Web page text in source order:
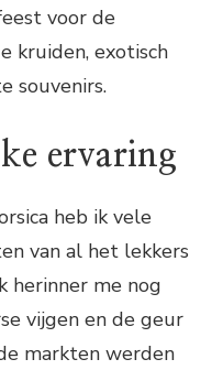
voor de
kruiden, exotisch
souvenirs.
ervaring
heb ik vele
van al het lekkers
herinner me nog
vijgen en de geur
markten werden